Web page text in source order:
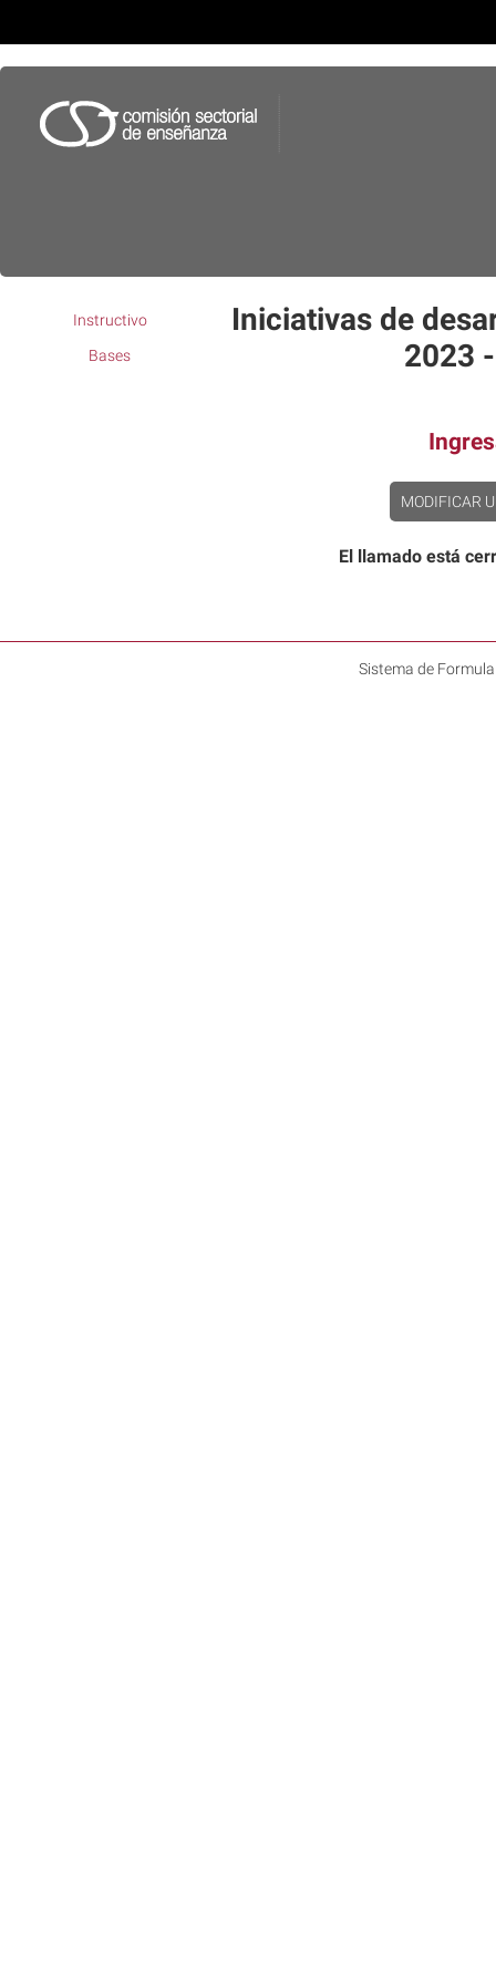
Instructivo
Bases
Iniciativas de
2023
MODIFICAR
El llamado está
Sistema de